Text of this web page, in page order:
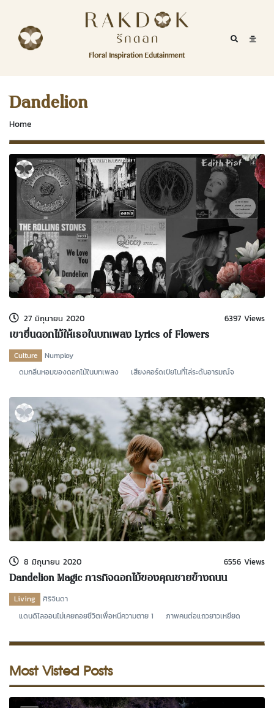
RakDok (รักดอก)
Floral Inspiration Edutainment
Mobile
RakDok
Menu
MAGAZINE
EDUTAINMENT
RAKDOK
MARKET
ABOUT
CONTACT
Channel Facebook
Twitter
Channel Youtube
Dandelion
Home
27 มิถุนายน 2020 6397 Views
เขายื่นดอกไม้ให้เธอในบทเพลง Lyrics of Flowers
Culture
Numploy
ดมกลิ่นหอมของดอกไม้ในบทเพลง เสียงคอร์ดเปียโนที่ไล่ระดับอารมณ์จ
8 มิถุนายน 2020 6556 Views
Dandelion Magic ภารกิจดอกไม้ของคุณชายข้างถนน
Living
ศิริจินดา
แดนดิไลออนไม่เคยถอยชีวิตเพื่อหนีความตาย 1 ภาพคนต่อแถวยาวเหยียด
Most Visted Posts